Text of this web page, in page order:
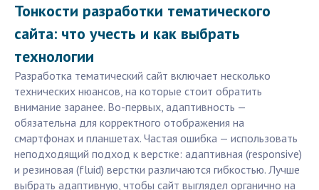
Тонкости разработки тематического
сайта: что учесть и как выбрать
технологии
Разработка тематический сайт включает несколько
технических нюансов, на которые стоит обратить
внимание заранее. Во-первых, адаптивность —
обязательна для корректного отображения на
смартфонах и планшетах. Частая ошибка — использовать
неподходящий подход к верстке: адаптивная (responsive)
и резиновая (fluid) верстки различаются гибкостью. Лучше
выбрать адаптивную, чтобы сайт выглядел органично на